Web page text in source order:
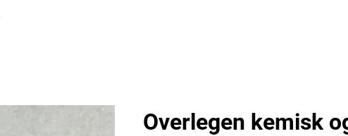
Overlegen kemisk